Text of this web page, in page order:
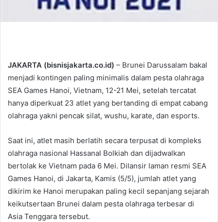
JAKARTA (bisnisjakarta.co.id) – Brunei Darussalam bakal
menjadi kontingen paling minimalis dalam pesta olahraga
SEA Games Hanoi, Vietnam, 12-21 Mei, setelah tercatat
hanya diperkuat 23 atlet yang bertanding di empat cabang
olahraga yakni pencak silat, wushu, karate, dan esports.
Saat ini, atlet masih berlatih secara terpusat di kompleks
olahraga nasional Hassanal Bolkiah dan dijadwalkan
bertolak ke Vietnam pada 6 Mei. Dilansir laman resmi SEA
Games Hanoi, di Jakarta, Kamis (5/5), jumlah atlet yang
dikirim ke Hanoi merupakan paling kecil sepanjang sejarah
keikutsertaan Brunei dalam pesta olahraga terbesar di
Asia Tenggara tersebut.